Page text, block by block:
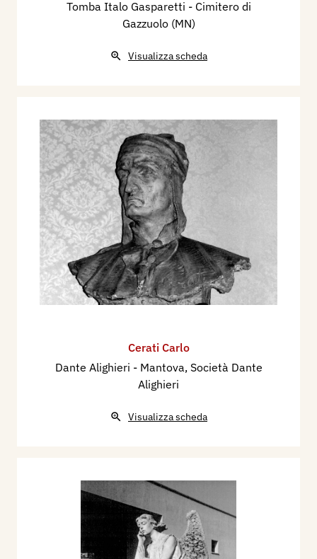
Tomba Italo Gasparetti - Cimitero di
Gazzuolo (MN)
Visualizza scheda
Cerati Carlo
Dante Alighieri - Mantova, Società Dante
Alighieri
Visualizza scheda